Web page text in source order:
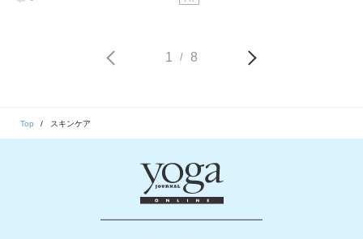
1 / 8
Top スキンケア